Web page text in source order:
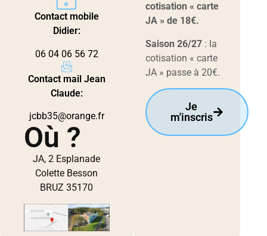
Contact mobile
Didier:
06 04 06 56 72
Contact mail Jean
Claude:
jcbb35@orange.fr
Où ?
JA, 2 Esplanade
Colette Besson
BRUZ 35170
cotisation « carte
JA » de 18€.
Saison 26/27: la
cotisation « carte
JA » passe à 20€.
Je
m'inscris